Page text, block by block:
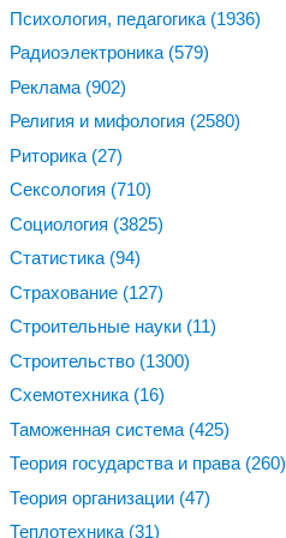
Психология, педагогика (1936)
Радиоэлектроника (579)
Реклама (902)
Религия и мифология (2580)
Риторика (27)
Сексология (710)
Социология (3825)
Статистика (94)
Страхование (127)
Строительные науки (11)
Строительство (1300)
Схемотехника (16)
Таможенная система (425)
Теория государства и права (260)
Теория организации (47)
Теплотехника (31)